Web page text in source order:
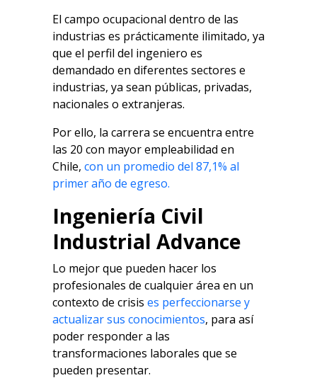
El campo ocupacional dentro de las
industrias es prácticamente ilimitado, ya
que el perfil del ingeniero es
demandado en diferentes sectores e
industrias, ya sean públicas, privadas,
nacionales o extranjeras.
Por ello, la carrera se encuentra entre
las 20 con mayor empleabilidad en
Chile, con un promedio del 87,1% al
primer año de egreso.
Ingeniería Civil
Industrial Advance
Lo mejor que pueden hacer los
profesionales de cualquier área en un
contexto de crisis es perfeccionarse y
actualizar sus conocimientos, para así
poder responder a las
transformaciones laborales que se
pueden presentar.